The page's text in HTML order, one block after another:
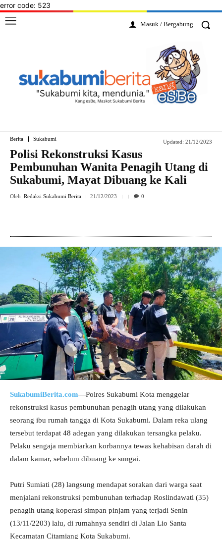
error code: 523
Masuk / Bergabung
Berita Sukabumi Updated: 21/12/2023
Polisi Rekonstruksi Kasus
Pembunuhan Wanita Penagih Utang di
Sukabumi, Mayat Dibuang ke Kali
Oleh Redaksi Sukabumi Berita 21/12/2023 0
SukabumiBerita.com—Polres Sukabumi Kota menggelar
rekonstruksi kasus pembunuhan penagih utang yang dilakukan
seorang ibu rumah tangga di Kota Sukabumi. Dalam reka ulang
tersebut terdapat 48 adegan yang dilakukan tersangka pelaku.
Pelaku sengaja membiarkan korbannya tewas kehabisan darah di
dalam kamar, sebelum dibuang ke sungai.
Putri Sumiati (28) langsung mendapat sorakan dari warga saat
menjalani rekonstruksi pembunuhan terhadap Roslindawati (35)
penagih utang koperasi simpan pinjam yang terjadi Senin
(13/11/2203) lalu, di rumahnya sendiri di Jalan Lio Santa
Kecamatan Citamiang Kota Sukabumi.